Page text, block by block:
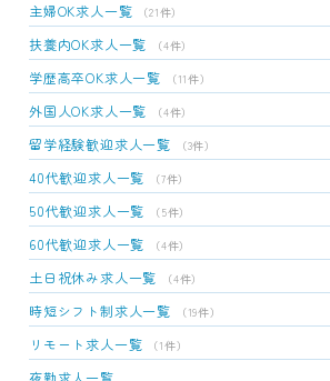
主婦OK求人一覧 （21件）
扶養内OK求人一覧 （4件）
学歴高卒OK求人一覧 （11件）
外国人OK求人一覧 （4件）
留学経験歓迎求人一覧 （3件）
40代歓迎求人一覧 （7件）
50代歓迎求人一覧 （5件）
60代歓迎求人一覧 （4件）
土日祝休み求人一覧 （4件）
時短シフト制求人一覧 （19件）
リモート求人一覧 （1件）
夜勤求人一覧